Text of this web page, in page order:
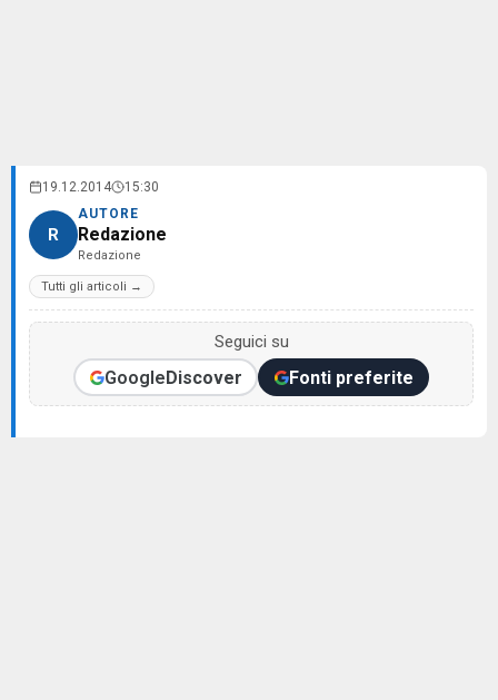
19.12.2014 15:30
R
AUTORE
Redazione
Redazione
Tutti gli articoli →
Seguici su
GoogleDiscover Fonti preferite